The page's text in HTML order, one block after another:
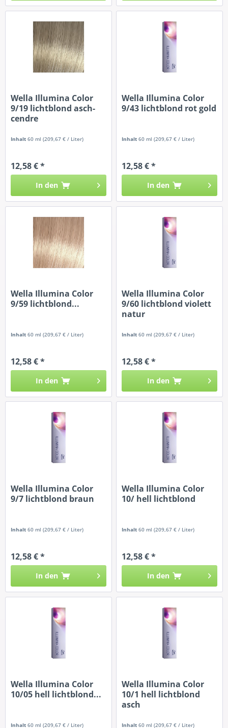
Wella Illumina Color
9/19 lichtblond asch-
cendre
Inhalt60 ml(209,67 € / Liter)
12,58 € *
In den
Wella Illumina Color
9/43 lichtblond rot gold
Inhalt60 ml(209,67 € / Liter)
12,58 € *
In den
Wella Illumina Color
9/59 lichtblond...
Inhalt60 ml(209,67 € / Liter)
12,58 € *
In den
Wella Illumina Color
9/60 lichtblond violett
natur
Inhalt60 ml(209,67 € / Liter)
12,58 € *
In den
Wella Illumina Color
9/7 lichtblond braun
Inhalt60 ml(209,67 € / Liter)
12,58 € *
In den
Wella Illumina Color
10/ hell lichtblond
Inhalt60 ml(209,67 € / Liter)
12,58 € *
In den
Wella Illumina Color
10/05 hell lichtblond...
Inhalt60 ml(209,67 € / Liter)
Wella Illumina Color
10/1 hell lichtblond
asch
Inhalt60 ml(209,67 € / Liter)